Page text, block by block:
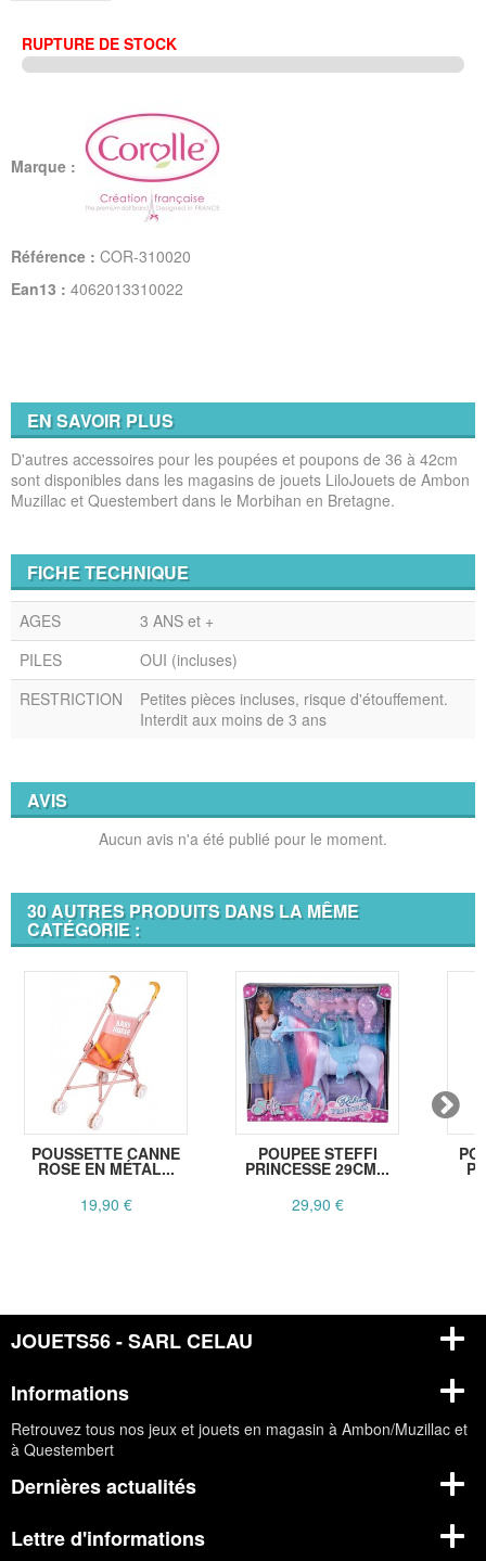
RUPTURE DE STOCK
Marque :
Référence : COR-310020
Ean13 : 4062013310022
EN SAVOIR PLUS
D'autres accessoires pour les poupées et poupons de 36 à 42cm
sont disponibles dans les magasins de jouets LiloJouets de Ambon
Muzillac et Questembert dans le Morbihan en Bretagne.
FICHE TECHNIQUE
AGES
3 ANS et +
PILES
OUI (incluses)
RESTRICTION
Petites pièces incluses, risque d'étouffement.
Interdit aux moins de 3 ans
AVIS
Aucun avis n'a été publié pour le moment.
30 AUTRES PRODUITS DANS LA MÊME
CATÉGORIE :
POUSSETTE CANNE
ROSE EN MÉTAL...
19,90 €
POUPEE STEFFI
PRINCESSE 29CM...
29,90 €
JOUETS56 - SARL CELAU
Informations
Retrouvez tous nos jeux et jouets en magasin à Ambon/Muzillac et
à Questembert
Dernières actualités
Lettre d'informations